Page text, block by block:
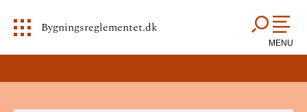
Bygningsreglementet.dk
MENU